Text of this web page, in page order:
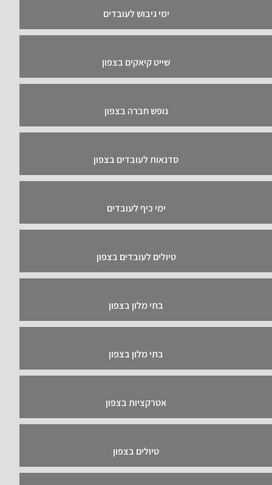
ימי גיבוש לעובדים
שייט קיאקים בצפון
נופש חברה בצפון
סדנאות לעובדים בצפון
ימי כיף לעובדים
טיולים לעובדים בצפון
בתי מלון בצפון
בתי מלון בצפון
אטרקציות בצפון
טיולים בצפון